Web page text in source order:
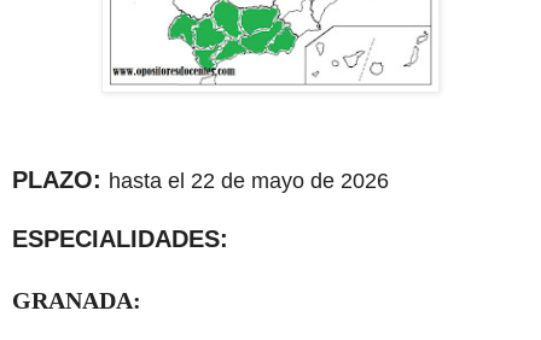
PLAZO: hasta el 22 de mayo de 2026
ESPECIALIDADES:
GRANADA: